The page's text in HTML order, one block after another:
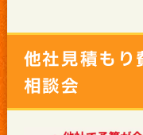
他社見積もり
相談会